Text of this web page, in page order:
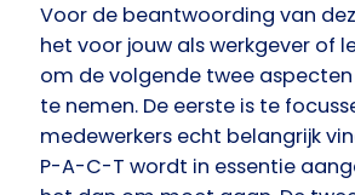
Voor de beantwoording van
het voor jouw als werkgever of
om de volgende twee
te nemen. De eerste is te
medewerkers echt belangrijk
P-A-C-T wordt in essentie